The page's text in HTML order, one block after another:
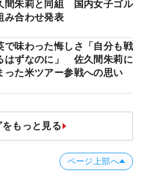
間朱莉と同組 国内女子ゴル
み合わせ発表
で味わった悔しさ「自分も戦
はずなのに」 佐久間朱莉に
った米ツアー参戦への思い
もっと見る
ページ上部へ